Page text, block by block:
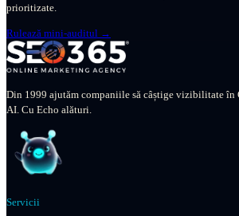
prioritizate.
Rulează mini-auditul →
Din 1999 ajutăm companiile să câștige vizibilitate în
AI. Cu Echo alături.
Servicii